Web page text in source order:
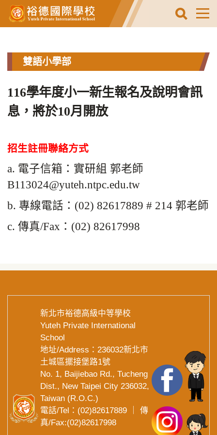
跳
到
主
區
雙語小學部
116學年度小一新生報名及說明會訊
息，將於10月開放
招生註冊聯絡方式
a. 電子信箱：實研組 郭老師
B113024@yuteh.ntpc.edu.tw
b. 專線電話：(02) 82617889 # 214 郭老師
c. 傳真/Fax：(02) 82617998
新北市裕德高級中等學校
Yuteh Private International
School
地址/Address：236032新北市
土城區擺接堡路1號
No. 1, Baijiebao Rd., Tucheng
Dist., New Taipei City 236032,
Taiwan (R.O.C.)
電話/Tel：(02)82617889 ｜ 傳
真/Fax:(02)82617998